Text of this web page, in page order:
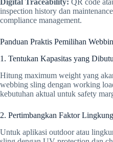
Digital Traceability: QR code
inspection history dan
compliance management.
Panduan Praktis Pemilihan
1. Tentukan Kapasitas yang
Hitung maximum weight yang
webbing sling dengan working
kebutuhan aktual untuk safety
2. Pertimbangkan Faktor
Untuk aplikasi outdoor atau